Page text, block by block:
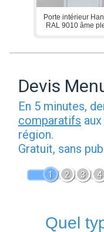
Porte intérieur
RAL 9010 âme
Devis
En 5 minutes,
comparatifs aux
région.
Gratuit, sans
1 2 3 4
Quel